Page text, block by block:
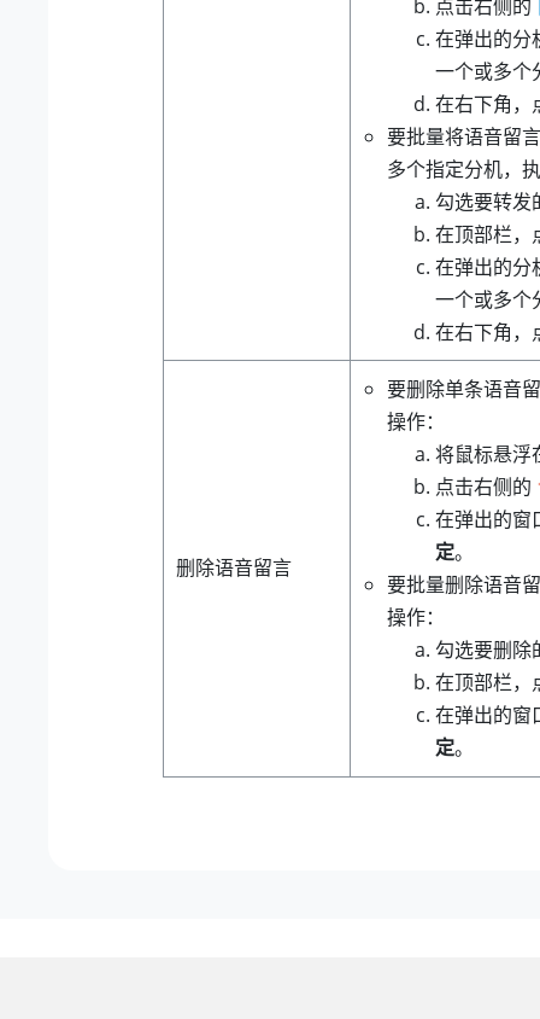
点击右侧的
在弹出的分
一个或多个
在右下角
要批量将语音留
多个指定分机，
勾选要转发
在顶部栏
在弹出的分
一个或多个
在右下角
删除语音留言
要删除单条语音
操作：
将鼠标悬浮
点击右侧的
在弹出的
定。
要批量删除语音
操作：
勾选要删除
在顶部栏
在弹出的
定。